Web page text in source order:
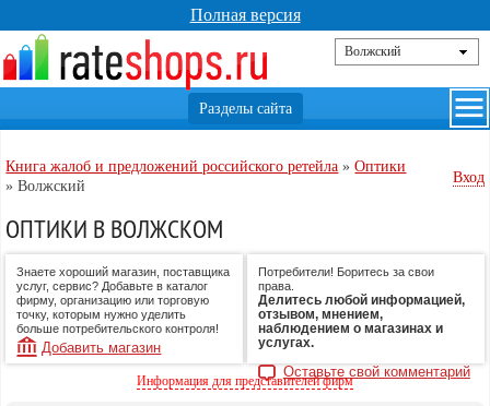
Полная версия
Книга жалоб и предложений российского ретейла »Оптики
»Волжский
Вход
ОПТИКИ В ВОЛЖСКОМ
Знаете хороший магазин, поставщика
услуг, сервис? Добавьте в каталог
фирму, организацию или торговую
точку, которым нужно уделить
больше потребительского контроля!
Добавить магазин
Потребители! Боритесь за свои
права.
Делитесь любой информацией,
отзывом, мнением,
наблюдением о магазинах и
услугах.
Оставьте свой комментарий
Информация для представителей фирм